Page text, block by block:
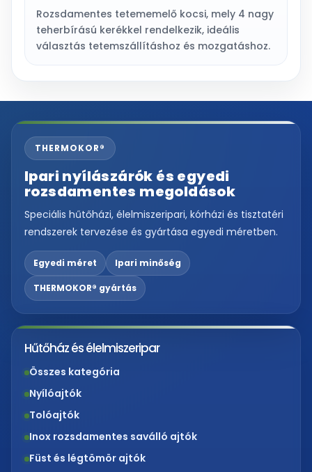
Rozsdamentes tetememelő kocsi, mely 4 nagy
teherbírású kerékkel rendelkezik, ideális
választás tetemszállításhoz és mozgatáshoz.
THERMOKOR®
Ipari nyílászárók és egyedi
rozsdamentes megoldások
Speciális hűtőházi, élelmiszeripari, kórházi és tisztatéri
rendszerek tervezése és gyártása egyedi méretben.
Egyedi méret Ipari minőség
THERMOKOR® gyártás
Hűtőház és élelmiszeripar
Összes kategória
Nyílóajtók
Tolóajtók
Inox rozsdamentes saválló ajtók
Füst és légtömör ajtók